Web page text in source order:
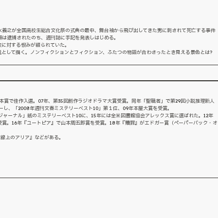
之が全国高校生総合文化祭の式典の最中、舞台袖から飛び出してきた男に刺されて死亡する事件
逮捕されたのち、週刊誌に手記を発表しはじめる。
対する恨みが綴られていた。
して描く。ノンフィクションとフィクション、ふたつの物語が合わさったとき見える景色とは?
で佳作入選。07年、第35回創作ラジオドラマ大賞受賞。同年「聖職者」で第29回小説推理新人
、「2008年週刊文春ミステリーベスト10」第１位、09年本屋大賞を受賞。
ーナル」紙のミステリーベスト10に、15年には全米図書館協会アレックス賞に選ばれた。12年
。16年『ユートピア』で山本周五郎賞を受賞。18年『贖罪』がエドガー賞（ペーパーバック・オ
のアリア』などがある。